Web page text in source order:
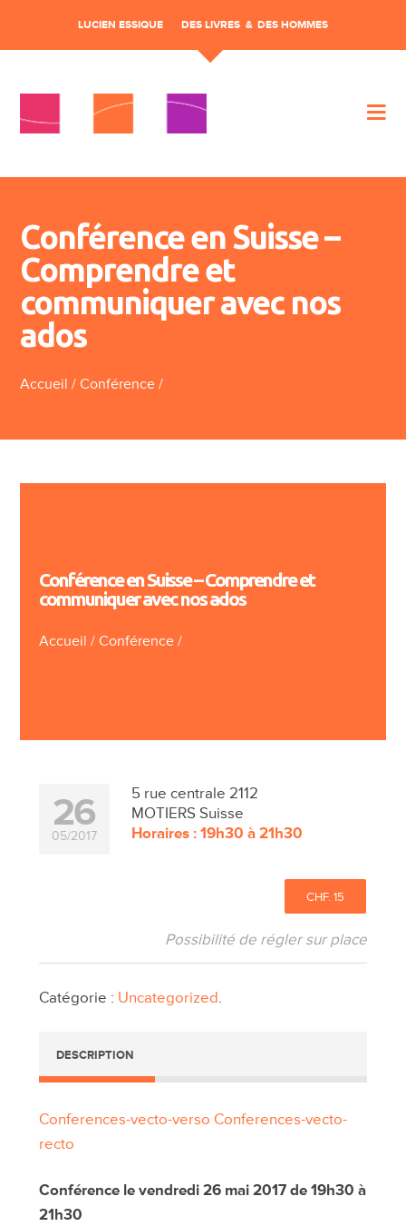
LUCIEN ESSIQUE DES LIVRES DES HOMMES
Conférence en Suisse –
Comprendre et
communiquer avec nos
ados
Accueil /Conférence /
Conférence en Suisse – Comprendre et
communiquer avec nos ados
Accueil / Conférence/
26
05/2017
5 rue centrale 2112
MOTIERS Suisse
Horaires : 19h30 à 21h30
CHF. 15
Possibilité de régler sur place
Catégorie : Uncategorized.
DESCRIPTION
Conferences-vecto-verso Conferences-vecto-
recto
Conférence le vendredi 26 mai 2017 de 19h30 à
21h30